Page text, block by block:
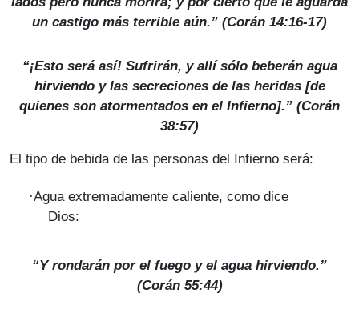
un castigo más terrible aún.” (Corán 14:16-17)
“¡Esto será así! Sufrirán, y allí sólo beberán agua
hirviendo y las secreciones de las heridas [de
quienes son atormentados en el Infierno].” (Corán
38:57)
El tipo de bebida de las personas del Infierno será:
·Agua extremadamente caliente, como dice
Dios:
“Y rondarán por el fuego y el agua hirviendo.”
(Corán 55:44)